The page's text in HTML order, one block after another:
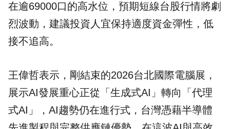
在逾69000口的高水位，預期短線台股行情將劇
烈波動，建議投資人宜保持適度資金彈性，低
接不追高。
王偉哲表示，剛結束的2026台北國際電腦展，
展示AI發展重心正從「生成式AI」轉向「代理
式AI」，AI趨勢仍在進行式，台灣憑藉半導體